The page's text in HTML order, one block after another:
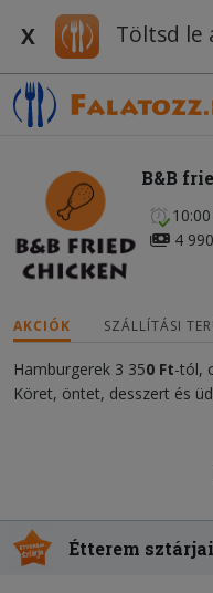
X Töltsd le
B&B
10:00
4
AKCIÓK SZÁLLÍTÁSI
Hamburgerek 3 350 Ft-tól,
Köret, öntet, desszert és
Étterem sztárjai